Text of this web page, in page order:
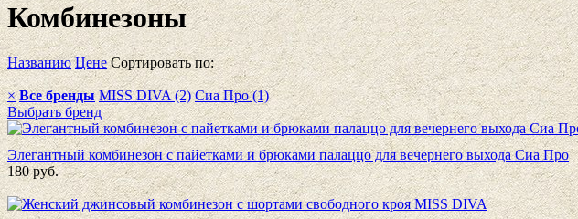
Комбинезоны
Названию Цене Сортировать по:
× Все бренды MISS DIVA (2) Сиа Про (1)
Выбрать бренд
Элегантный комбинезон с пайетками и брюками палаццо для вечернего выхода Сиа Про
180руб.